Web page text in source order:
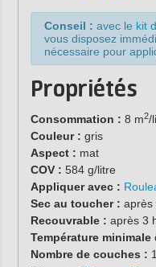
Conseil : avec le kit
vous disposez
nécessaire pour
Propriétés
Consommation : 8 m2/
Couleur : gris
Aspect : mat
COV : 584 g/litre
Appliquer avec :
Sec au toucher : après
Recouvrable : après 3
Température
Nombre de couches :